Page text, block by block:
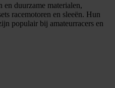
duurzame materialen,
racemotoren en sleeën. Hun
populair bij amateurracers en